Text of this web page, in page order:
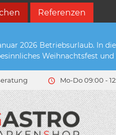
Referenzen
2026 Betriebsurlaub. In
Weihnachtsfest
Mo-Do 09:00 -